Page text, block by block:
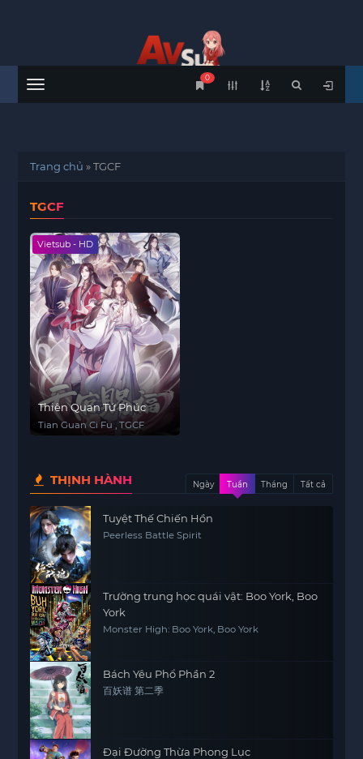
Menu
0
Trang chủ »TGCF
TGCF
Vietsub - HD
Thiên Quan Tứ Phúc
Tian Guan Ci Fu , TGCF
THỊNH HÀNH Ngày Tuần Tháng Tất cả
Tuyệt Thế Chiến Hồn
Peerless Battle Spirit
Trường trung học quái vật: Boo York, Boo
York
Monster High: Boo York, Boo York
Bách Yêu Phổ Phần 2
百妖谱 第二季
Đại Đường Thừa Phong Lục